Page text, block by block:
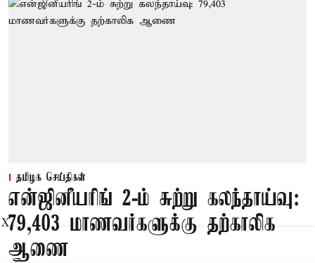
தமிழக செய்திகள்
என்ஜினீயரிங் 2-ம் சுற்று கலந்தாய்வு:
79,403 மாணவர்களுக்கு தற்காலிக
ஆணை
X